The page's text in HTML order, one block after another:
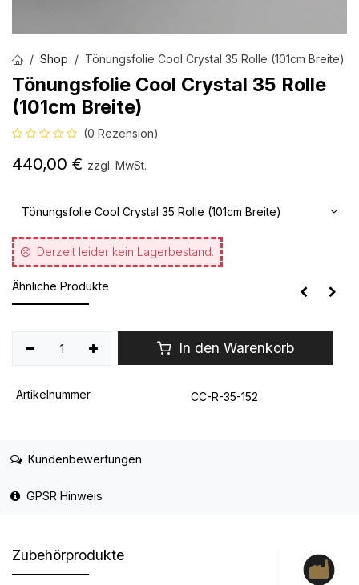
Shop Tönungsfolie Cool Crystal 35 Rolle (101cm Breite)
Tönungsfolie Cool Crystal 35 Rolle
(101cm Breite)
(0 Rezension)
440,00 € zzgl. MwSt.
Tönungsfolie Cool Crystal 35 Rolle (101cm Breite)
Derzeit leider kein Lagerbestand.
Ähnliche Produkte
In den Warenkorb
Artikelnummer CC-R-35-152
Kundenbewertungen
GPSR Hinweis
Zubehörprodukte